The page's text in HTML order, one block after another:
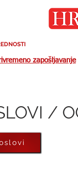
zapošljavanje
/